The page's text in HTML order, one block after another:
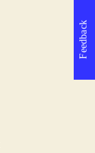
Feedback